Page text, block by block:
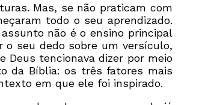
Mas, se não praticam com
todo o seu aprendizado.
não é o ensino principal
o seu dedo sobre um versículo,
Deus tencionava dizer por meio
da Bíblia: os três fatores mais
em que ele foi inspirado.